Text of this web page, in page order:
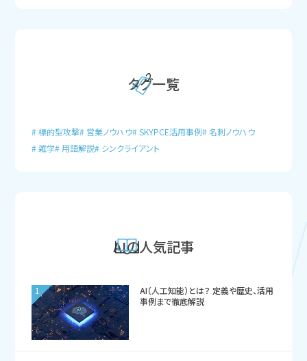
タグ一覧
標的型攻撃 営業ノウハウ SKYPCE活用事例 名刺ノウハウ
雑学
用語解説 シンクライアント
AIの人気記事
1
AI（人工知能）とは？ 定義や歴史、活用
事例まで徹底解説